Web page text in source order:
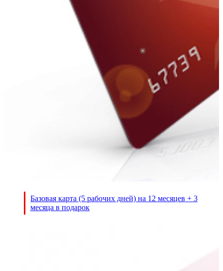
Базовая карта (5 рабочих дней) на 12 месяцев + 3
месяца в подарок